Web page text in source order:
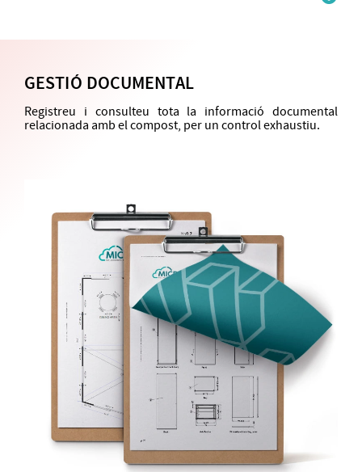
GESTIÓ DOCUMENTAL
Registreu i consulteu tota la informació documental
relacionada amb el compost, per un control exhaustiu.